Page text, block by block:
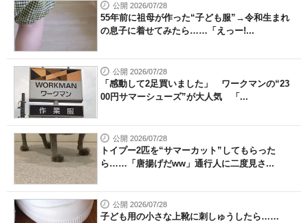
公開 2026/07/28
55年前に祖母が作った“子ども服”→令和生まれ
の息子に着せてみたら……「えっー!...
公開 2026/07/28
「感動して2足買いました」 ワークマンの“23
00円サマーシューズ”が大人気 「...
公開 2026/07/28
トイプー2匹を“サマーカット”してもらった
ら……「唐揚げだww」通行人に二度見さ...
公開 2026/07/28
子ども用の小さな上靴に刺しゅうしたら……